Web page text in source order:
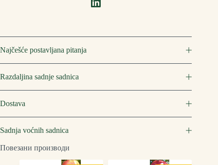
Najčešće postavljana pitanja
Razdaljina sadnje sadnica
Dostava
Sadnja voćnih sadnica
Повезани производи